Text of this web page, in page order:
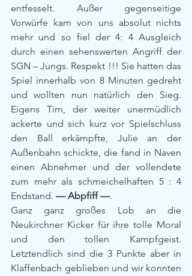
entfesselt. Außer gegenseitige
Vorwürfe kam von uns absolut nichts
mehr und so fiel der 4: 4 Ausgleich
durch einen sehenswerten Angriff der
SGN – Jungs. Respekt !!! Sie hatten das
Spiel innerhalb von 8 Minuten gedreht
und wollten nun natürlich den Sieg.
Eigens Tim, der weiter unermüdlich
ackerte und sich kurz vor Spielschluss
den Ball erkämpfte, Julie an der
Außenbahn schickte, die fand in Naven
einen Abnehmer und der vollendete
zum mehr als schmeichelhaften 5 : 4
Endstand. — Abpfiff —.
Ganz ganz großes Lob an die
Neukirchner Kicker für ihre tolle Moral
und den tollen Kampfgeist.
Letztendlich sind die 3 Punkte aber in
Klaffenbach geblieben und wir konnten